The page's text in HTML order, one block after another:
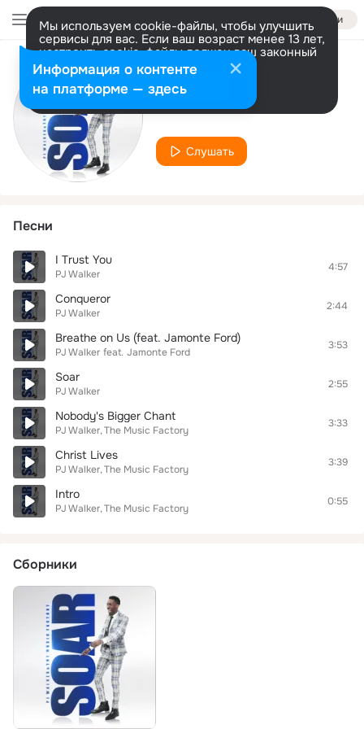
Войти
Мы используем cookie-файлы, чтобы улучшить
сервисы для вас. Если ваш возраст менее 13 лет,
настроить cookie-файлы должен ваш законный
представитель. Больше информации
Разрешить все Настроить
Исполнитель
PJ Walker
Слушать
Песни
I Trust You
PJ Walker
4:57
Conqueror
PJ Walker
2:44
Breathe on Us (feat. Jamonte Ford)
PJ Walker feat. Jamonte Ford
3:53
Soar
PJ Walker
2:55
Nobody's Bigger Chant
PJ Walker The Music Factory
3:33
Christ Lives
PJ Walker The Music Factory
3:39
Intro
PJ Walker The Music Factory
0:55
Сборники
Информация о контенте
на платформе — здесь